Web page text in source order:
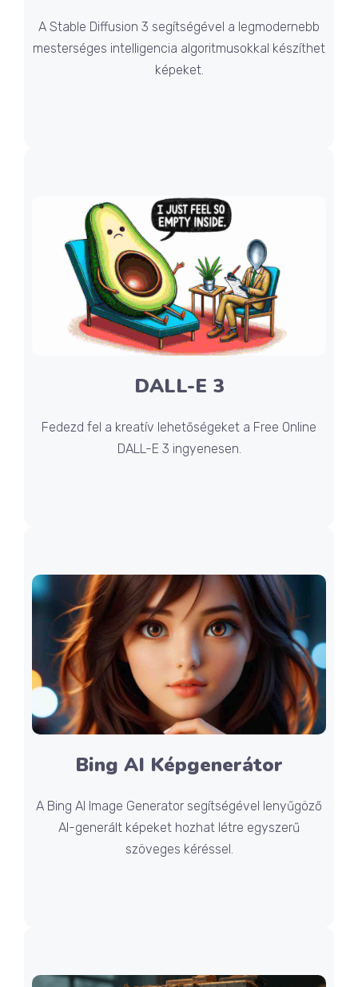
A Stable Diffusion 3 segítségével a legmodernebb
mesterséges intelligencia algoritmusokkal készíthet
képeket.
DALL-E 3
Fedezd fel a kreatív lehetőségeket a Free Online
DALL-E 3 ingyenesen.
Bing AI Képgenerátor
A Bing AI Image Generator segítségével lenyűgöző
AI-generált képeket hozhat létre egyszerű
szöveges kéréssel.